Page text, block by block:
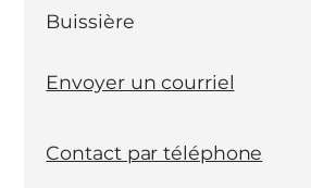
Buissière
Envoyer un courriel
Contact par téléphone